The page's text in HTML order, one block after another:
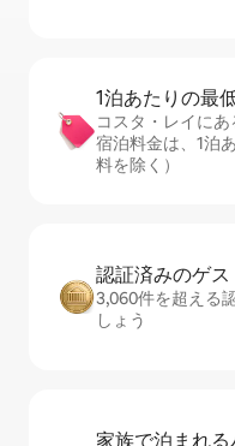
1泊あたりの最⁠
コスタ・レイに
宿泊料金は、1泊
料を除く）
認証済みのゲ⁠
3,060件を超える
しょう
家族で泊まれ